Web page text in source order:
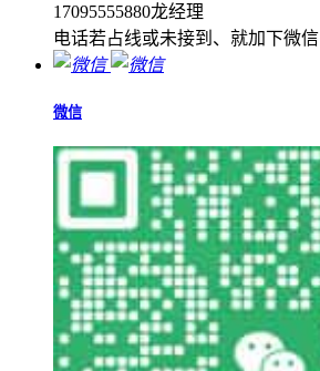
17095555880龙经理
电话若占线或未接到、就加下微信
微信